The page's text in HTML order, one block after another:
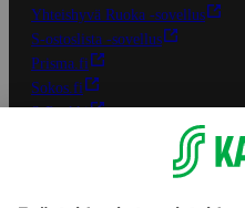
Yhteishyvä Ruoka -sovellus
S-ostoslista -sovellus
Prisma.fi
Sokos.fi
S-Pankki